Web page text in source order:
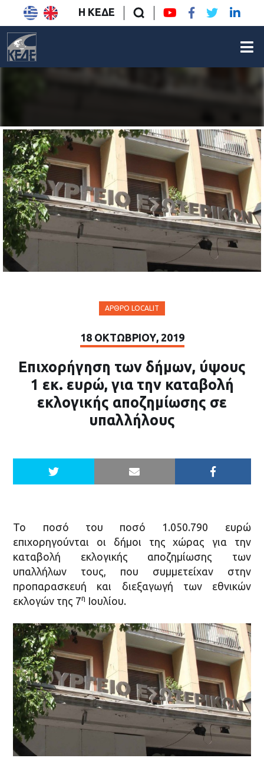
Η ΚΕΔΕ
ΆΡΘΡΟ LOCALIT
18 ΟΚΤΩΒΡΊΟΥ, 2019
Επιχορήγηση των δήμων, ύψους
1 εκ. ευρώ, για την καταβολή
εκλογικής αποζημίωσης σε
υπαλλήλους
Το ποσό του ποσό 1.050.790 ευρώ
επιχορηγούνται οι δήμοι της χώρας για την
καταβολή εκλογικής αποζημίωσης των
υπαλλήλων τους, που συμμετείχαν στην
προπαρασκευή και διεξαγωγή των εθνικών
εκλογών της 7η Ιουλίου.